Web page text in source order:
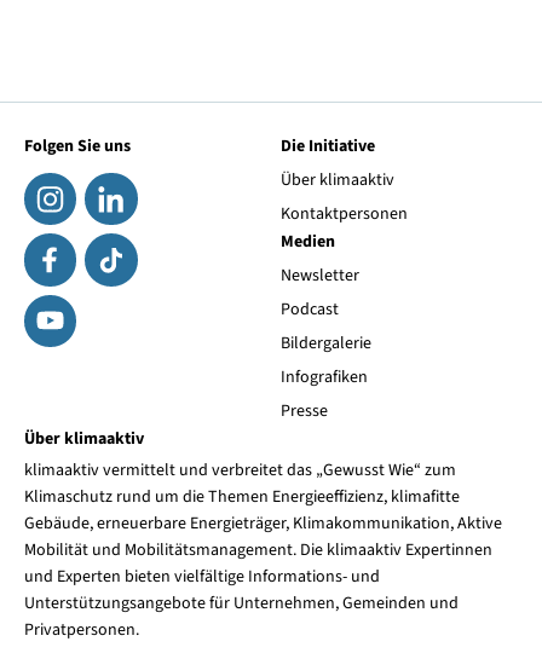
Folgen Sie uns
Die Initiative
Über klimaaktiv
Kontaktpersonen
Medien
Newsletter
Podcast
Bildergalerie
Infografiken
Presse
Über klimaaktiv
klimaaktiv vermittelt und verbreitet das „Gewusst Wie“ zum
Klimaschutz rund um die Themen Energieeffizienz, klimafitte
Gebäude, erneuerbare Energieträger, Klimakommunikation, Aktive
Mobilität und Mobilitätsmanagement. Die klimaaktiv Expertinnen
und Experten bieten vielfältige Informations- und
Unterstützungsangebote für Unternehmen, Gemeinden und
Privatpersonen.